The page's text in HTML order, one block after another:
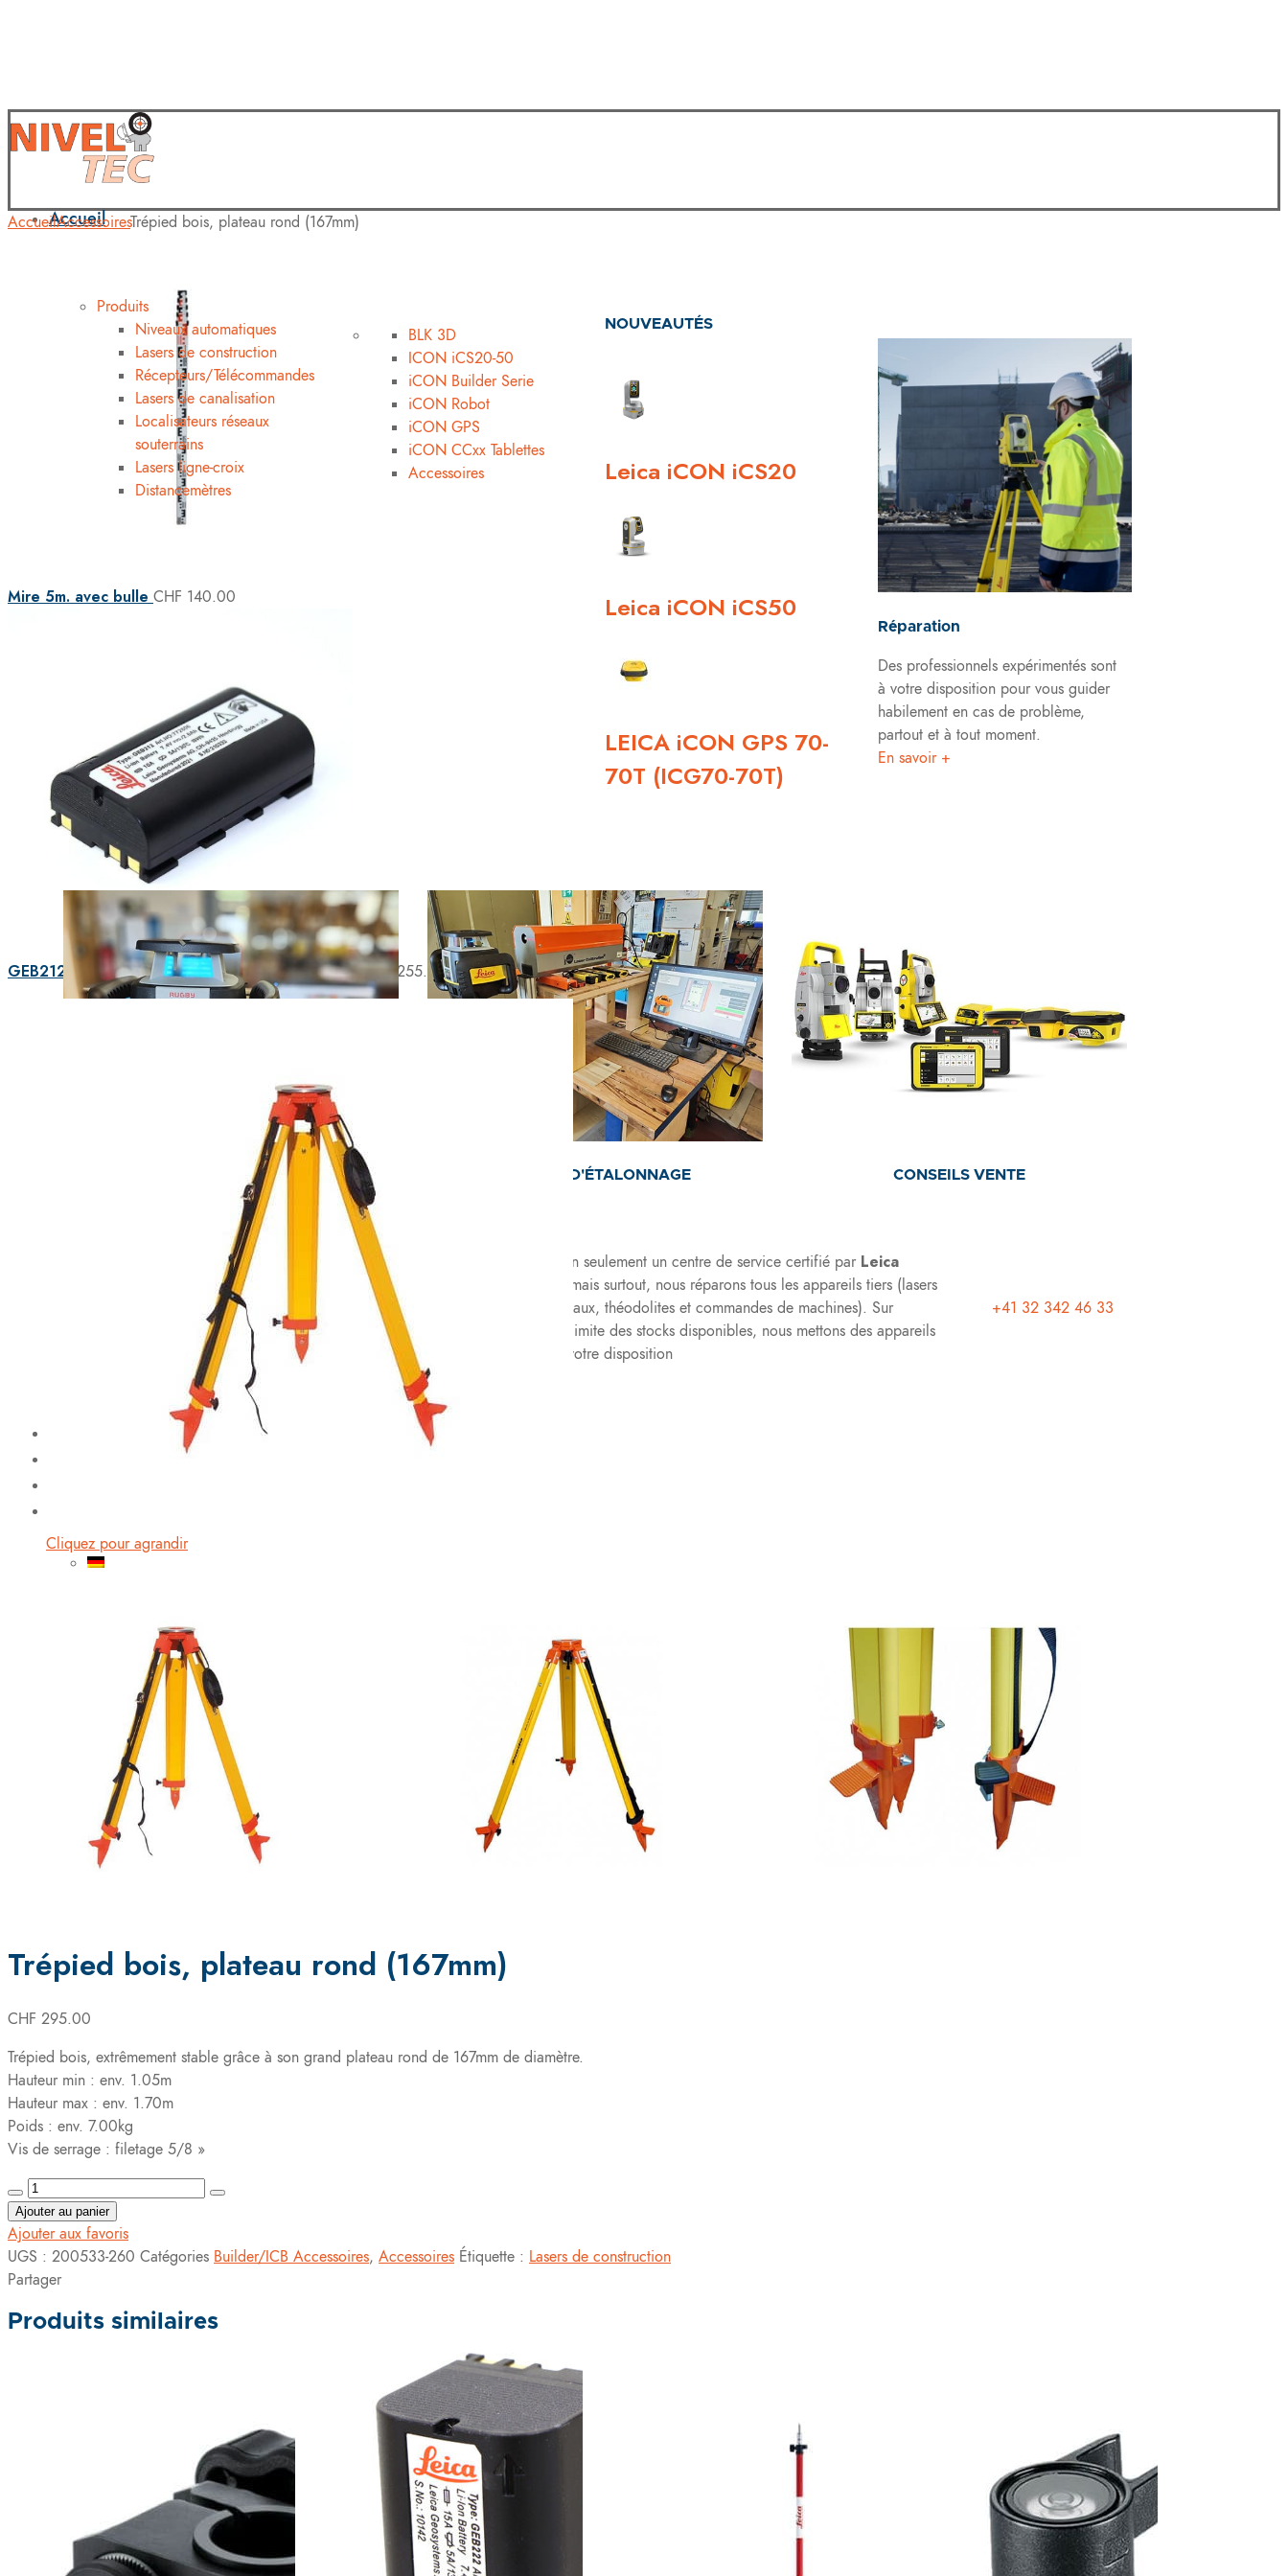
Accueil
Produits
Niveaux automatiques
Lasers de construction
Récepteurs/Télécommandes
Lasers de canalisation
Localisateurs réseaux
souterrains
Lasers ligne-croix
Distancemètres
BLK 3D
ICON iCS20-50
iCON Builder Serie
iCON Robot
iCON GPS
iCON CCxx Tablettes
Accessoires
NOUVEAUTÉS
Leica iCON iCS20
Leica iCON iCS50
LEICA iCON GPS 70-
70T (ICG70-70T)
Réparation
Des professionnels expérimentés sont
à votre disposition pour vous guider
habilement en cas de problème,
partout et à tout moment.
En savoir +
Services
RÉPARATION SERVICE D'ÉTALONNAGE CONSEILS VENTE
est non seulement un centre de service certifié parLeica
, mais surtout, nous réparons tous les appareils tiers (lasers
de construction, niveaux, théodolites et commandes de machines). Sur
demande et dans la limite des stocks disponibles, nous mettons des appareils
de remplacement à votre disposition
+41 32 342 46 33
0.00
AccueilAccessoiresTrépied bois, plateau rond (167mm)
Mire 5m. avec bulle CHF 140.00
GEB212, Batterie interne Li-Ion, 7,4 V / 2,45 AhCHF255.00
Cliquez pour agrandir
Trépied bois, plateau rond (167mm)
CHF 295.00
Trépied bois, extrêmement stable grâce à son grand plateau rond de 167mm de diamètre.
Hauteur min : env. 1.05m
Hauteur max : env. 1.70m
Poids : env. 7.00kg
Vis de serrage : filetage 5/8 »
Ajouter au panier
Ajouter aux favoris
UGS : 200533-260 Catégories Builder/ICB Accessoires, Accessoires Étiquette : Lasers de construction
Partager
Produits similaires